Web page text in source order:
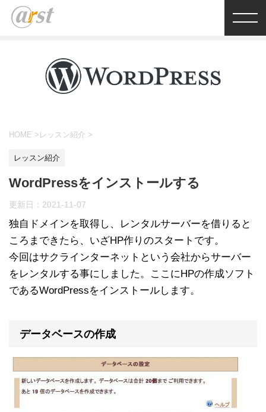
HOME > レッスン紹介 >
レッスン紹介
WordPressをインストールする
更新日： 2021-11-07
独自ドメインを取得し、レンタルサーバーを借りると
ころまできたら、いざHP作りのスタートです。
今回はサクラインターネットという会社からサーバー
をレンタルする事にしました。ここにHPの作成ソフト
であるWordPressをインストールします。
データベースの作成